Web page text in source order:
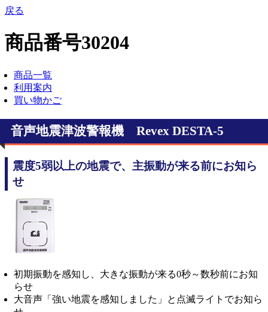
戻る
商品番号30204
商品一覧
利用案内
買い物かご
音声地震津波警報機 Revex DESTA-5
震度5弱以上の地震で、主振動が来る前にお知ら
せ
初期振動を感知し、大きな振動が来る0秒～数秒前にお知
らせ
大音声「強い地震を感知しました」と点滅ライトでお知ら